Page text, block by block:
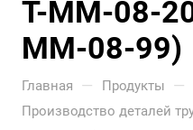
Т-ММ-08-
ММ-08-99)
Главная — Продукты —
Производство деталей